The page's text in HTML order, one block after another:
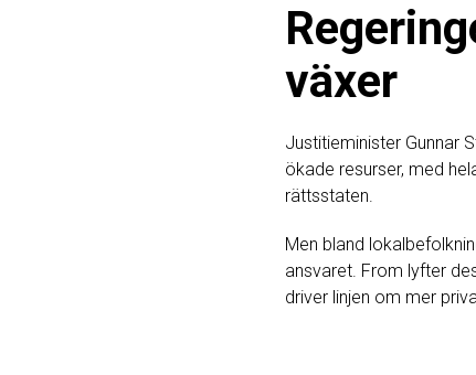
växer
Justitieminister Gunnar
ökade resurser, med
rättsstaten.
Men bland
ansvaret. From lyfter
driver linjen om mer